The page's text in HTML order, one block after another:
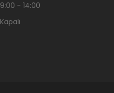
9:00 - 14:00
Kapalı